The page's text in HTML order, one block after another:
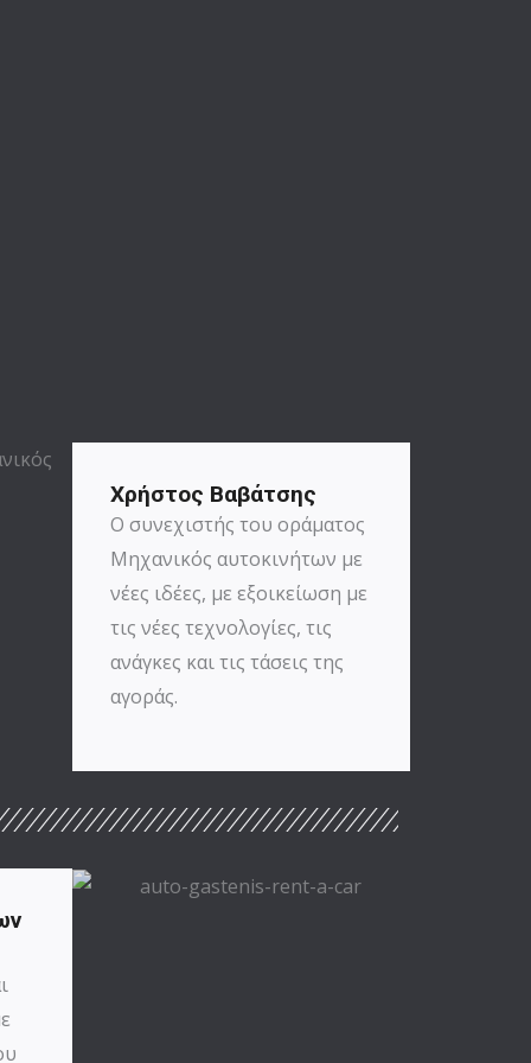
Χρήστος Βαβάτσης
Ο συνεχιστής του οράματος
Μηχανικός αυτοκινήτων με
νέες ιδέες, με εξοικείωση με
τις νέες τεχνολογίες, τις
ανάγκες και τις τάσεις της
αγοράς.​​